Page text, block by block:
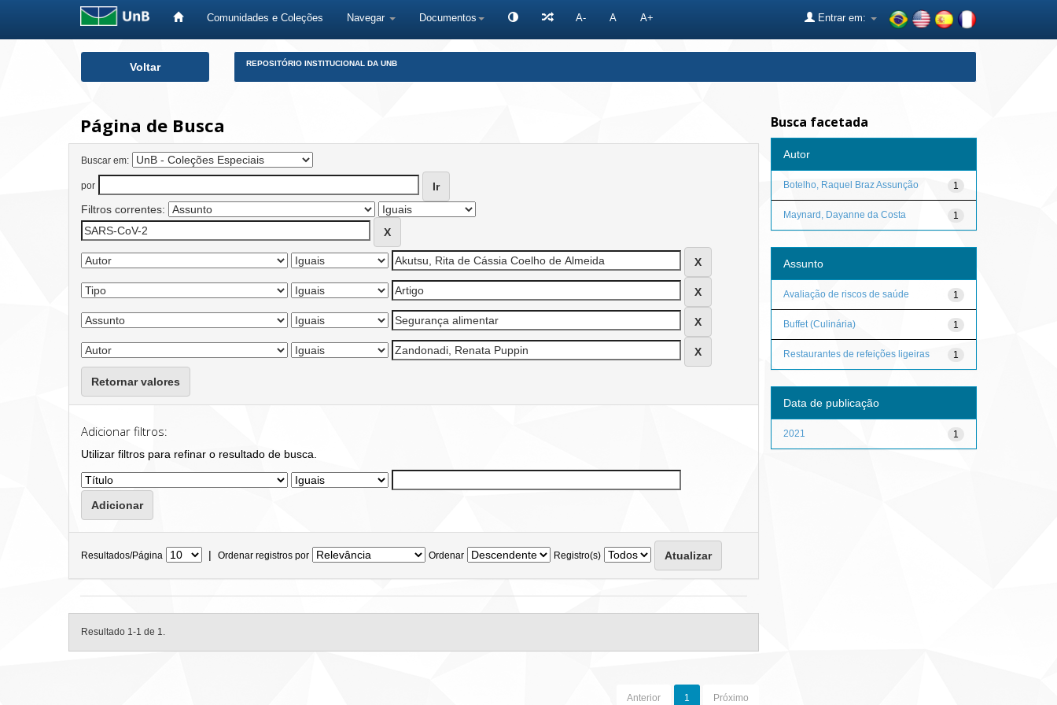
Comunidades e Coleções Navegar Documentos A- A A+ Entrar em:
Voltar REPOSITÓRIO INSTITUCIONAL DA UNB
Página de Busca
Buscar em:
por
Filtros correntes:
Retornar valores
Adicionar filtros:
Utilizar filtros para refinar o resultado de busca.
Resultados/Página | Ordenar registros por Ordenar Registro(s)
Resultado 1-1 de 1.
Anterior 1 Próximo
Busca facetada
Autor
1
Botelho, Raquel Braz Assunção
1
Maynard, Dayanne da Costa
Assunto
1
Avaliação de riscos de saúde
1
Buffet (Culinária)
1
Restaurantes de refeições ligeiras
Data de publicação
1
2021